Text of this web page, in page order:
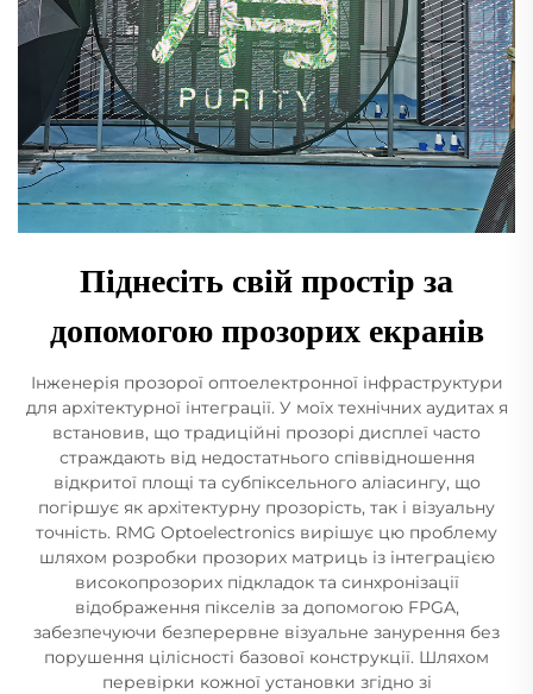
Піднесіть свій простір за
допомогою прозорих екранів
Інженерія прозорої оптоелектронної інфраструктури
для архітектурної інтеграції. У моїх технічних аудитах я
встановив, що традиційні прозорі дисплеї часто
страждають від недостатнього співвідношення
відкритої площі та субпіксельного аліасингу, що
погіршує як архітектурну прозорість, так і візуальну
точність. RMG Optoelectronics вирішує цю проблему
шляхом розробки прозорих матриць із інтеграцією
високопрозорих підкладок та синхронізації
відображення пікселів за допомогою FPGA,
забезпечуючи безперервне візуальне занурення без
порушення цілісності базової конструкції. Шляхом
перевірки кожної установки згідно зі